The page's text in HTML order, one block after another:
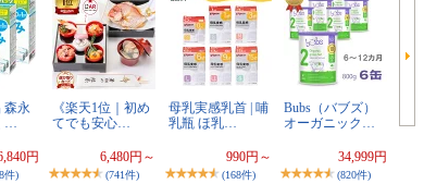
森永
…
円
件)
《楽天1位｜初め
てでも安心…
6,480円～
(741件)
母乳実感乳首 | 哺
乳瓶 ほ乳…
990円～
(168件)
Bubs（バブズ）
オーガニック…
34,999円
(820件)